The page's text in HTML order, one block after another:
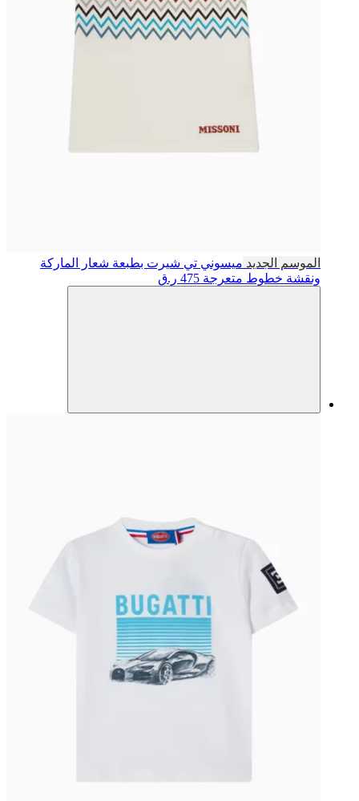
الموسم الجديد ميسوني تي شيرت بطبعة شعار الماركة
ونقشة خطوط متعرجة 475 ر.ق